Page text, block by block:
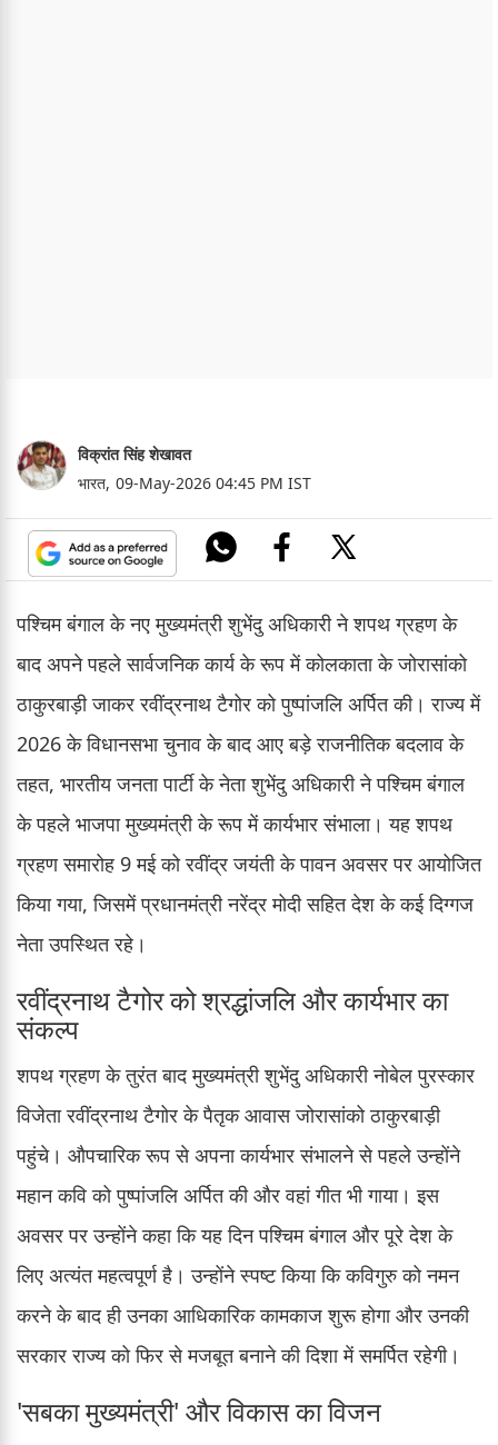
विक्रांत सिंह शेखावत
भारत, 09-May-2026 04:45 PM IST
पश्चिम बंगाल के नए मुख्यमंत्री शुभेंदु अधिकारी ने शपथ ग्रहण के
बाद अपने पहले सार्वजनिक कार्य के रूप में कोलकाता के जोरासांको
ठाकुरबाड़ी जाकर रवींद्रनाथ टैगोर को पुष्पांजलि अर्पित की। राज्य में
2026 के विधानसभा चुनाव के बाद आए बड़े राजनीतिक बदलाव के
तहत, भारतीय जनता पार्टी के नेता शुभेंदु अधिकारी ने पश्चिम बंगाल
के पहले भाजपा मुख्यमंत्री के रूप में कार्यभार संभाला। यह शपथ
ग्रहण समारोह 9 मई को रवींद्र जयंती के पावन अवसर पर आयोजित
किया गया, जिसमें प्रधानमंत्री नरेंद्र मोदी सहित देश के कई दिग्गज
नेता उपस्थित रहे।
रवींद्रनाथ टैगोर को श्रद्धांजलि और कार्यभार का
संकल्प
शपथ ग्रहण के तुरंत बाद मुख्यमंत्री शुभेंदु अधिकारी नोबेल पुरस्कार
विजेता रवींद्रनाथ टैगोर के पैतृक आवास जोरासांको ठाकुरबाड़ी
पहुंचे। औपचारिक रूप से अपना कार्यभार संभालने से पहले उन्होंने
महान कवि को पुष्पांजलि अर्पित की और वहां गीत भी गाया। इस
अवसर पर उन्होंने कहा कि यह दिन पश्चिम बंगाल और पूरे देश के
लिए अत्यंत महत्वपूर्ण है। उन्होंने स्पष्ट किया कि कविगुरु को नमन
करने के बाद ही उनका आधिकारिक कामकाज शुरू होगा और उनकी
सरकार राज्य को फिर से मजबूत बनाने की दिशा में समर्पित रहेगी।
'सबका मुख्यमंत्री' और विकास का विजन